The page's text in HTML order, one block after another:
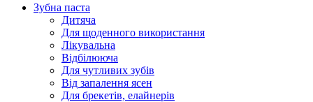
Зубна паста
Дитяча
Для щоденного використання
Лікувальна
Відбілююча
Для чутливих зубів
Від запалення ясен
Для брекетів, елайнерів